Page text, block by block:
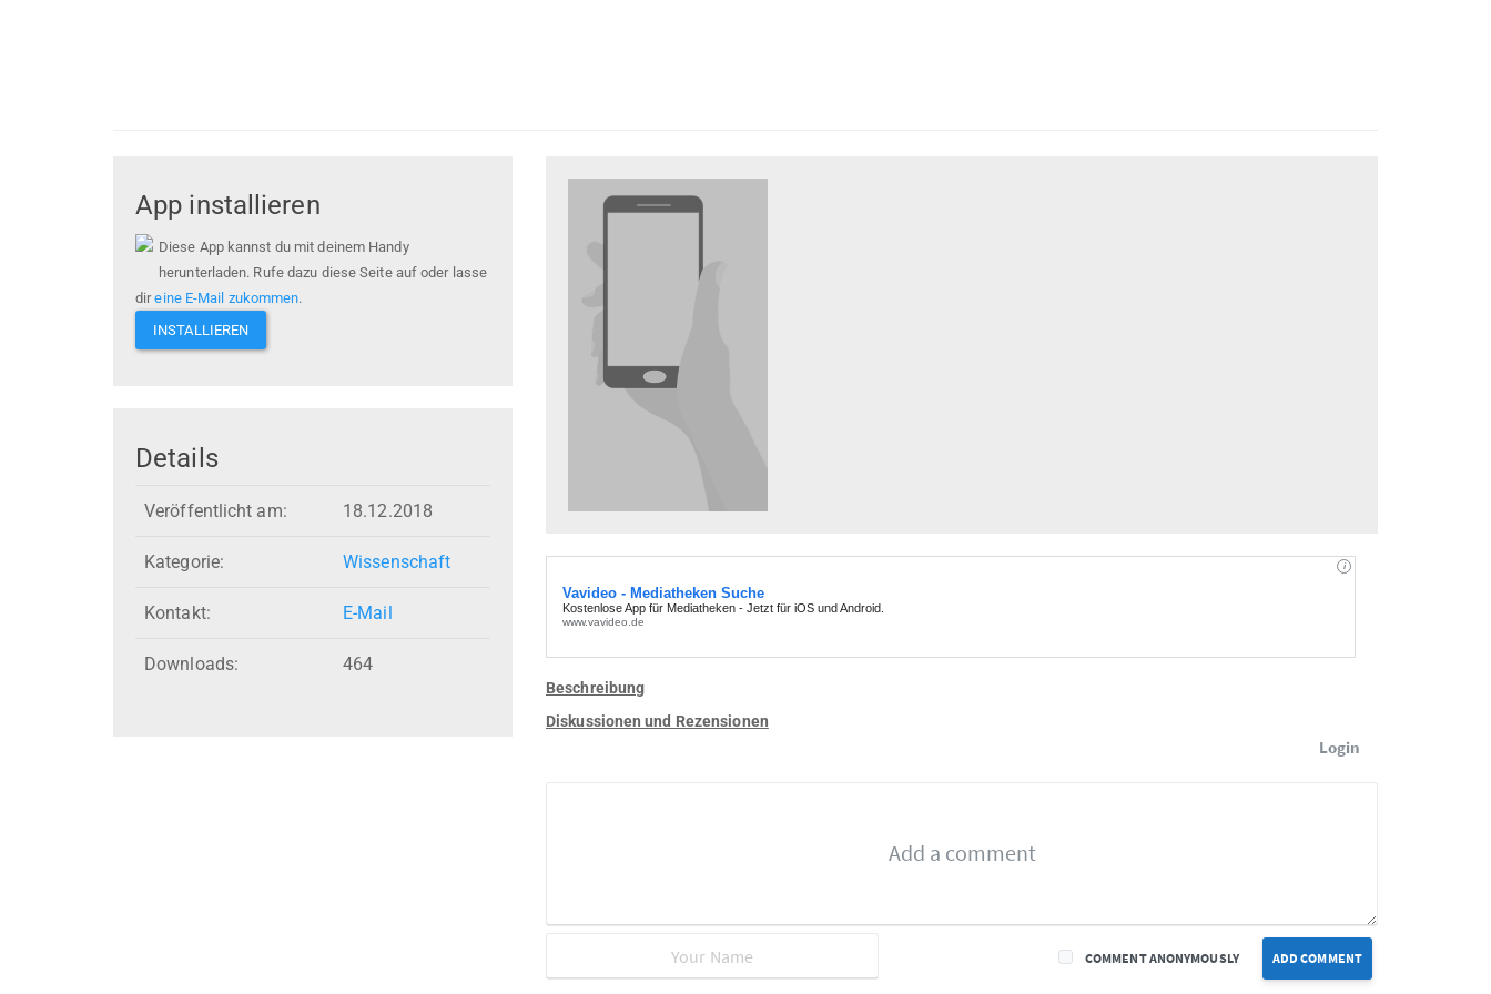
App installieren
Diese App kannst du mit deinem Handy
herunterladen. Rufe dazu diese Seite auf oder lasse
direine E-Mail zukommen.
INSTALLIEREN
Details
Veröffentlicht am: 18.12.2018
Kategorie: Wissenschaft
Kontakt: E-Mail
Downloads: 464
Beschreibung
Diskussionen und Rezensionen
Login
ADD COMMENT
COMMENT ANONYMOUSLY